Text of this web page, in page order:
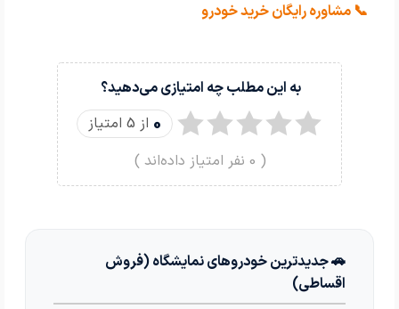
📞 مشاوره رایگان خرید خودرو
به این مطلب چه امتیازی می‌دهید؟
0 از 5 امتیاز
(
0 نفر امتیاز داده‌اند )
🚗 جدیدترین خودروهای نمایشگاه (فروش
اقساطی)